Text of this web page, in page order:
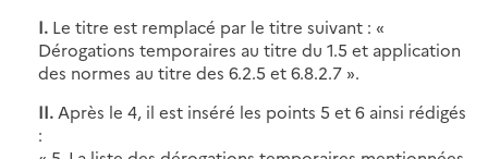
I. Le titre est remplacé par le titre suivant : «
Dérogations temporaires au titre du 1.5 et application
des normes au titre des 6.2.5 et 6.8.2.7 ».
II. Après le 4, il est inséré les points 5 et 6 ainsi rédigés
: